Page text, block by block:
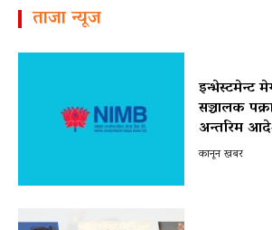
ताजा न्यूज
इन्भेस्टमेन्ट
सञ्चालक
अन्तरिम
कानून खबर